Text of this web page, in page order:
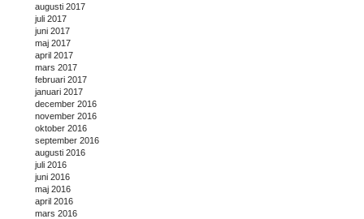
augusti 2017
juli 2017
juni 2017
maj 2017
april 2017
mars 2017
februari 2017
januari 2017
december 2016
november 2016
oktober 2016
september 2016
augusti 2016
juli 2016
juni 2016
maj 2016
april 2016
mars 2016